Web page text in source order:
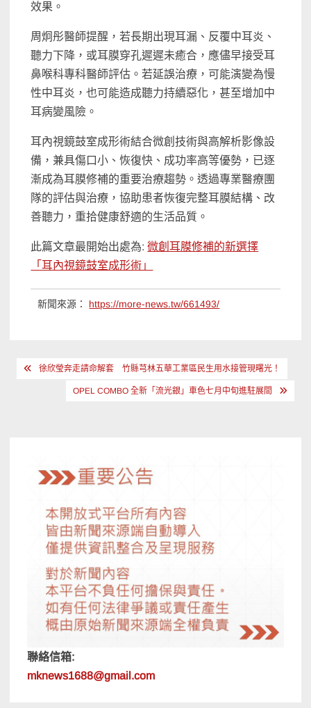
效果。
周炯彤醫師提醒，若長期出現耳漏、反覆中耳炎、
聽力下降，或耳膜穿孔遲遲未癒合，應儘早接受耳
鼻喉科專科醫師評估。若延誤治療，可能演變為慢
性中耳炎，也可能造成聽力持續惡化，甚至增加中
耳病變風險。
耳內視鏡鼓室成形術結合微創技術與高解析影像設
備，兼具傷口小、恢復快、成功率高等優勢，已逐
漸成為耳膜修補的重要治療趨勢。透過專業醫療團
隊的評估與治療，協助患者恢復完整耳膜結構、改
善聽力，重拾健康舒適的生活品質。
此篇文章最開始出處為:微創耳膜修補的新選擇
「耳內視鏡鼓室成形術」
新聞來源： https://more-news.tw/661493/
文 徐欣瑩奔走請命解套 竹縣芎林五華工業區民生用水接管現曙光！
OPEL COMBO 全新「流光銀」車色七月中旬進駐展間
聯絡信箱:
mknews1688@gmail.com